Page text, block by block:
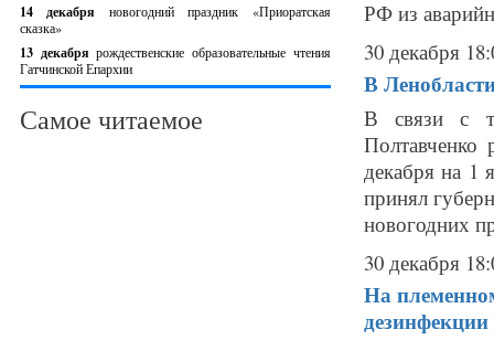
14 декабря новогодний праздник «Приоратская
сказка»
13 декабрярождественские образовательные чтения
Гатчинской Епархии
Самое читаемое
РФ из
30 декабря
В
В связи с
Полтавченко
декабря на 1
принял
новогодних
30 декабря
На
дезинфекции